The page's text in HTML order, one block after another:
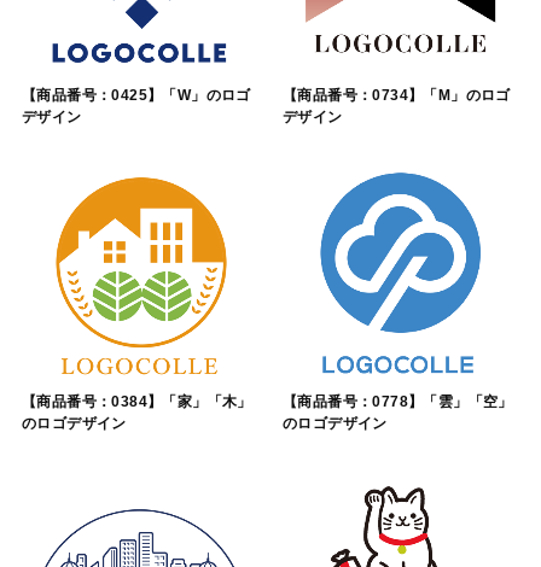
【商品番号：0425】「W」のロゴ
デザイン
【商品番号：0734】「M」のロゴ
デザイン
【商品番号：0384】「家」「木」
のロゴデザイン
【商品番号：0778】「雲」「空」
のロゴデザイン